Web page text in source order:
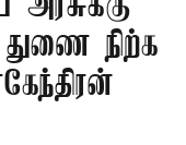
நிற்க